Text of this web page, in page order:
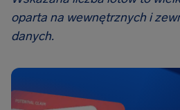
oparta na wewnętrznych i
danych.